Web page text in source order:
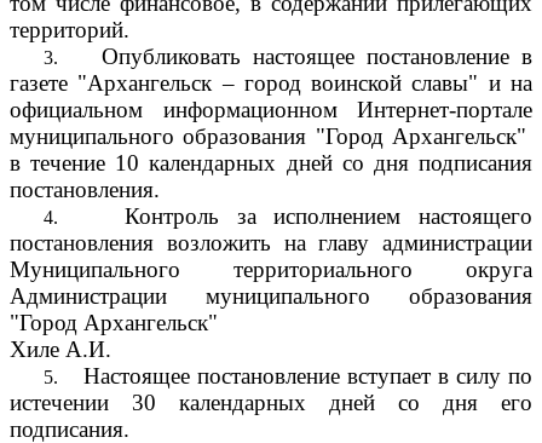
территорий.
3.
Опубликовать настоящее постановление в
газете "Архангельск – город воинской славы" и на
официальном информационном Интернет-портале
муниципального образования "Город Архангельск"
в течение 10 календарных дней со дня подписания
постановления.
4.
Контроль за исполнением настоящего
постановления возложить на главу администрации
Муниципального территориального округа
Администрации муниципального образования
"Город Архангельск"
Хиле А.И.
5.
Настоящее постановление вступает в силу по
истечении 30 календарных дней со дня его
подписания.